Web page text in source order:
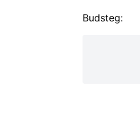
Budsteg: